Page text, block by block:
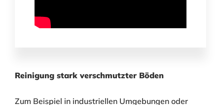
Reinigung stark verschmutzter Böden
Zum Beispiel in industriellen Umgebungen oder